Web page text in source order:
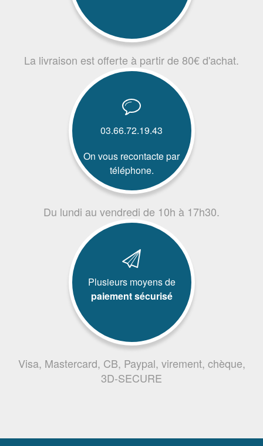
La livraison est offerte à partir de 80€ d'achat.
03.66.72.19.43
On vous recontacte par
téléphone.
Du lundi au vendredi de 10h à 17h30.
Plusieurs moyens de
paiement sécurisé
Visa, Mastercard, CB, Paypal, virement, chèque,
3D-SECURE